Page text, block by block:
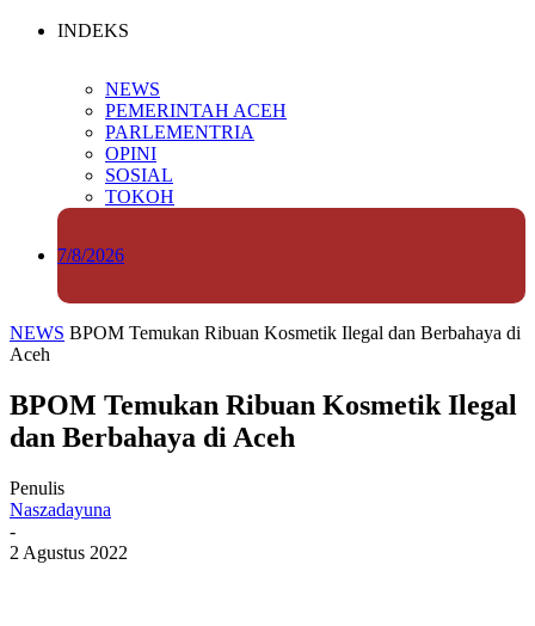
INDEKS
NEWS
PEMERINTAH ACEH
PARLEMENTRIA
OPINI
SOSIAL
TOKOH
7/8/2026
NEWS BPOM Temukan Ribuan Kosmetik Ilegal dan Berbahaya di
Aceh
BPOM Temukan Ribuan Kosmetik Ilegal
dan Berbahaya di Aceh
Penulis
Naszadayuna
-
2 Agustus 2022